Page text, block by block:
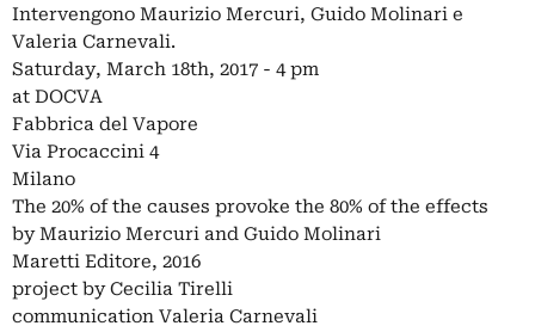
Intervengono Maurizio Mercuri, Guido Molinari e
Valeria Carnevali.
Saturday, March 18th, 2017 - 4 pm
at DOCVA
Fabbrica del Vapore
Via Procaccini 4
Milano
The 20% of the causes provoke the 80% of the effects
by Maurizio Mercuri and Guido Molinari
Maretti Editore, 2016
project by Cecilia Tirelli
communication Valeria Carnevali